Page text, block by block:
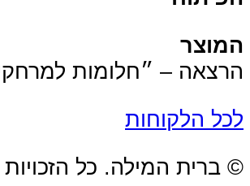
המוצר
הרצאה – ״חלומות
לכל הלקוחות
© ברית המילה. כל